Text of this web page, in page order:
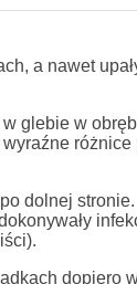
a nawet
glebie w
różnice
dolnej
dopiero